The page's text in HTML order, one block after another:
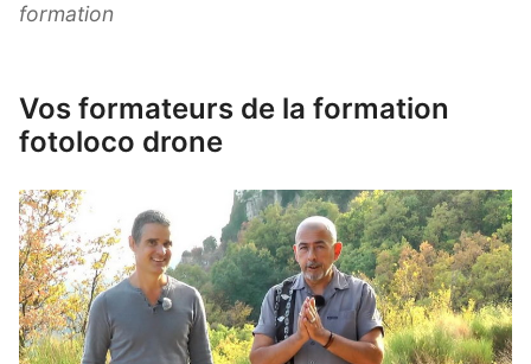
formation
Vos formateurs de la formation
fotoloco drone